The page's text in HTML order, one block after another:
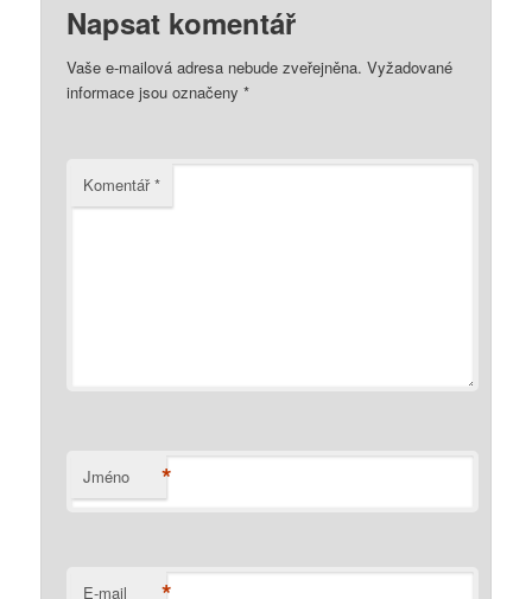
Napsat komentář
Vaše e-mailová adresa nebude zveřejněna. Vyžadované
informace jsou označeny*
Komentář*
Jméno *
E-mail